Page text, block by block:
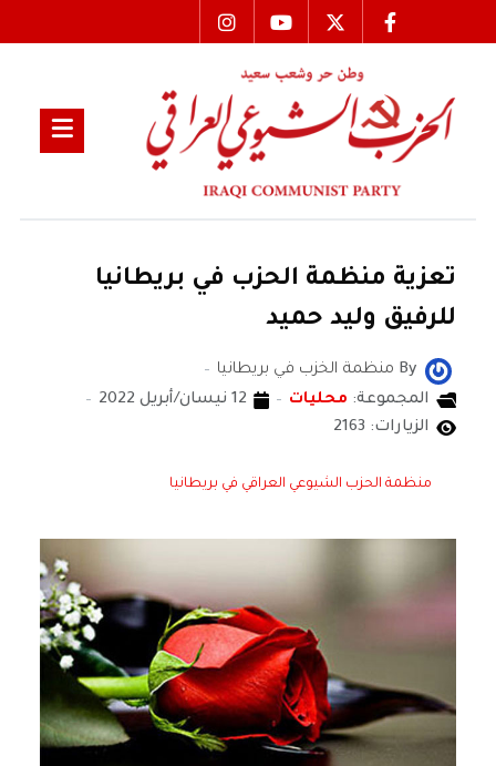
تعزية منظمة الحزب في بريطانيا
للرفيق وليد حميد
By منظمة الخزب في بريطانيا
المجموعة: محليات
12 نيسان/أبريل 2022
الزيارات: 2163
منظمة الحزب الشيوعي العراقي في بريطانيا